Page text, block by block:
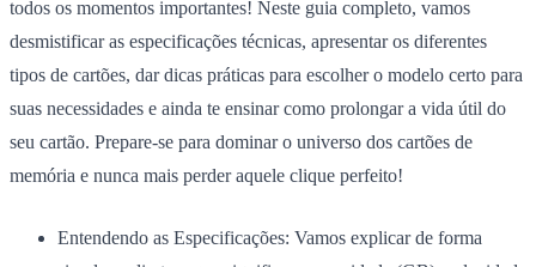
todos os momentos importantes! Neste guia completo, vamos
desmistificar as especificações técnicas, apresentar os diferentes
tipos de cartões, dar dicas práticas para escolher o modelo certo para
suas necessidades e ainda te ensinar como prolongar a vida útil do
seu cartão. Prepare-se para dominar o universo dos cartões de
memória e nunca mais perder aquele clique perfeito!
Entendendo as Especificações: Vamos explicar de forma